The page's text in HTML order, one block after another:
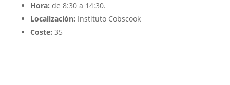
Hora: de 8:30 a 14:30.
Localización: Instituto Cobscook
Coste: 35